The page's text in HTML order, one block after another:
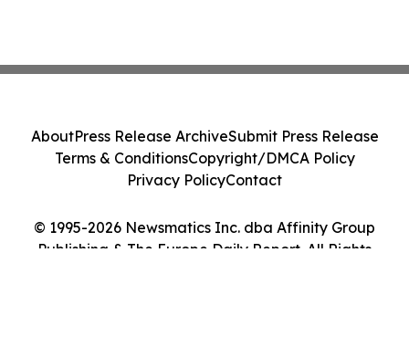
© 1995-2026 Newsmatics Inc. dba Affinity Group
Publishing & The Europe Daily Report. All Rights
AboutPress Release ArchiveSubmit Press Release
Terms & ConditionsCopyright/DMCA Policy
Privacy PolicyContact